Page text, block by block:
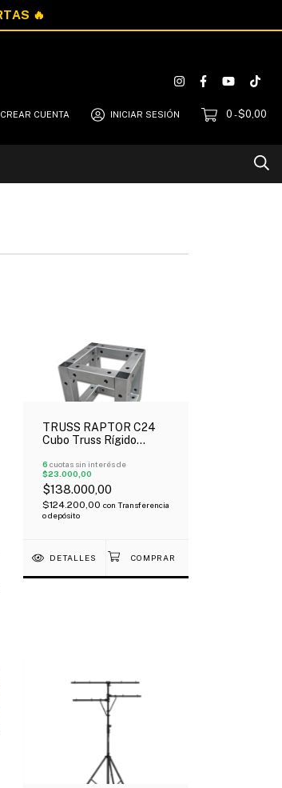
CREAR CUENTA INICIAR SESIÓN 0 -$0,00
TRUSS RAPTOR C24
Cubo Truss Rígido
6 cuotas sin interés de
$23.000,00
$138.000,00
$124.200,00 con Transferencia
o depósito
DETALLES